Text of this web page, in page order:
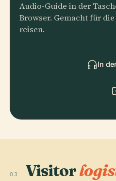
Audio-Guide in der
Browser. Gemacht für
reisen.
In
03 Visitor